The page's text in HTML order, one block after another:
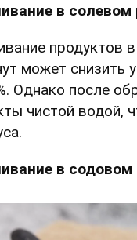
в солевом
продуктов
может снизить
Однако после
чистой водой,
в содовом